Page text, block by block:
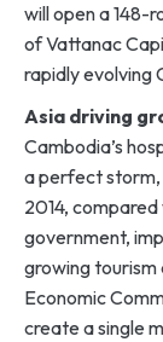
will open a 148-
of Vattanac
rapidly evolving
Asia driving
Cambodia’s
a perfect storm,
2014,
government,
growing tourism
Economic
create a single